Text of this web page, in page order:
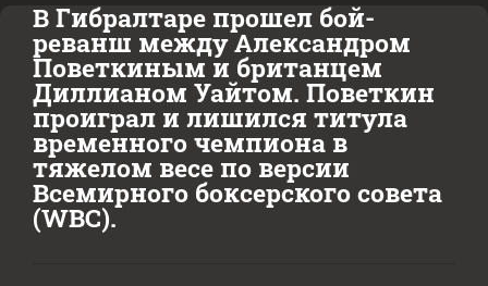
В Гибралтаре прошел бой-
реванш между Александром
Поветкиным и британцем
Диллианом Уайтом. Поветкин
проиграл и лишился титула
временного чемпиона в
тяжелом весе по версии
Всемирного боксерского совета
(WBC).